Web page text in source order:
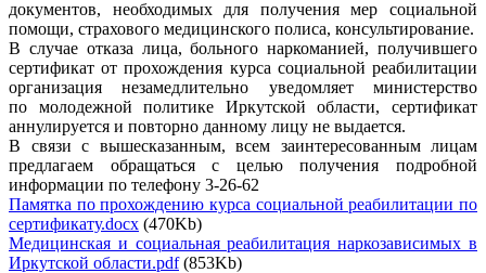
документов, необходимых для получения мер социальной
помощи, страхового медицинского полиса, консультирование.
В случае отказа лица, больного наркоманией, получившего
сертификат от прохождения курса социальной реабилитации
организация незамедлительно уведомляет министерство
по молодежной политике Иркутской области, сертификат
аннулируется и повторно данному лицу не выдается.
В связи с вышесказанным, всем заинтересованным лицам
предлагаем обращаться с целью получения подробной
информации по телефону 3-26-62
Памятка по прохождению курса социальной реабилитации по
сертификату.docx (470Kb)
Медицинская и социальная реабилитация наркозависимых в
Иркутской области.pdf(853Kb)